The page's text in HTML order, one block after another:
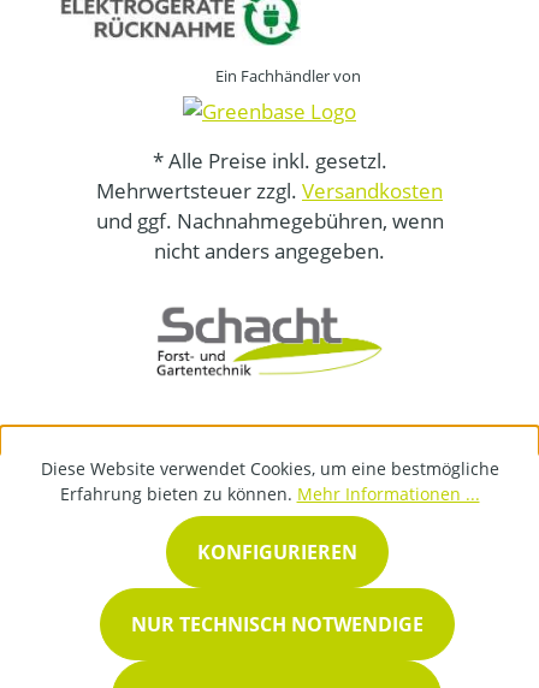
Ein Fachhändler von
* Alle Preise inkl. gesetzl.
Mehrwertsteuer zzgl. Versandkosten
und ggf. Nachnahmegebühren, wenn
nicht anders angegeben.
Diese Website verwendet Cookies, um eine bestmögliche
Erfahrung bieten zu können. Mehr Informationen ...
NUR TECHNISCH NOTWENDIGE
KONFIGURIEREN